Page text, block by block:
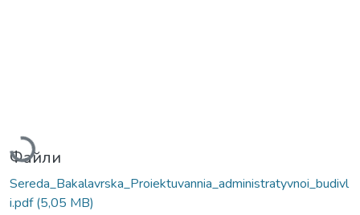
Вантажиться...
Файли
Sereda_Bakalavrska_Proiektuvannia_administratyvnoi_budivl
i.pdf(5,05 MB)